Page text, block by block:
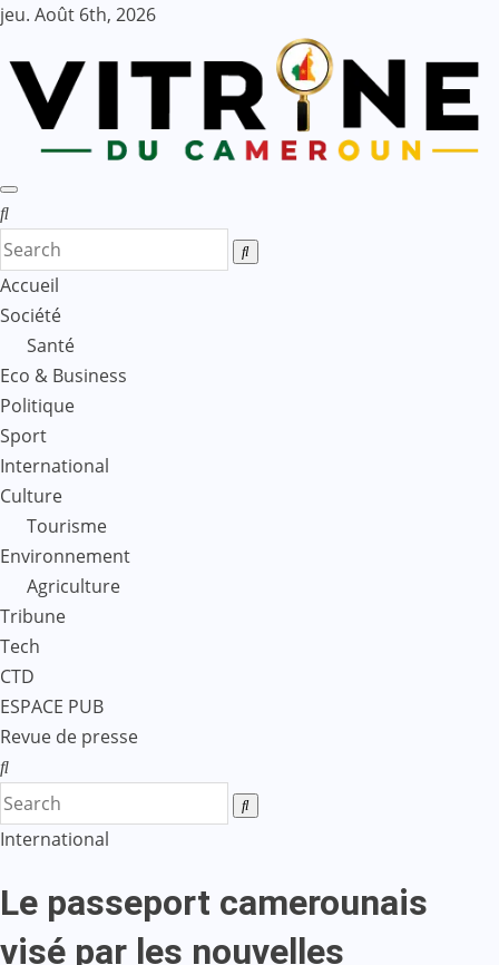
Skip
content
jeu. Août 6th, 2026
Accueil
Société
Santé
Eco & Business
Politique
Sport
International
Culture
Tourisme
Environnement
Agriculture
Tribune
Tech
CTD
ESPACE PUB
Revue de presse
International
Le passeport camerounais
visé par les nouvelles